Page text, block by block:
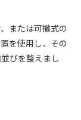
または可撤式の
を使用し、その
びを整えまし